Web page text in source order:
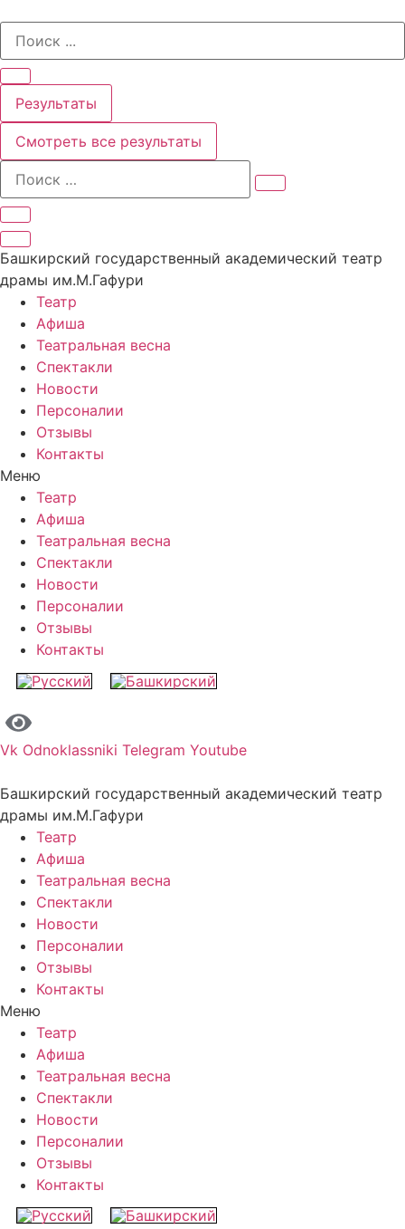
содержимому
Search
Результаты
Смотреть все результаты
Башкирский государственный академический театр
драмы им.М.Гафури
Театр
Афиша
Театральная весна
Спектакли
Новости
Персоналии
Отзывы
Контакты
Меню
Театр
Афиша
Театральная весна
Спектакли
Новости
Персоналии
Отзывы
Контакты
Vk Odnoklassniki Telegram Youtube
Башкирский государственный академический театр
драмы им.М.Гафури
Театр
Афиша
Театральная весна
Спектакли
Новости
Персоналии
Отзывы
Контакты
Меню
Театр
Афиша
Театральная весна
Спектакли
Новости
Персоналии
Отзывы
Контакты